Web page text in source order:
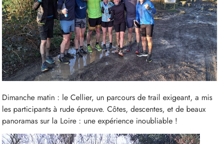
Dimanche matin : le Cellier, un parcours de trail exigeant, a mis
les participants à rude épreuve. Côtes, descentes, et de beaux
panoramas sur la Loire : une expérience inoubliable !